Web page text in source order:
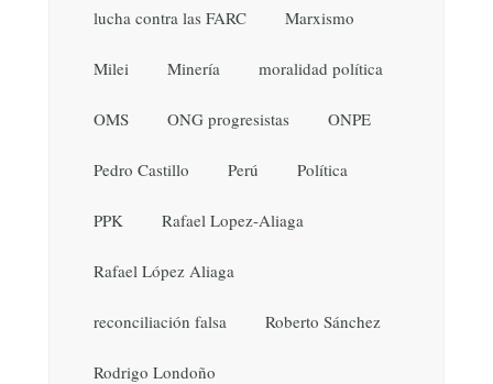
lucha contra las FARC Marxismo
Milei Minería moralidad política
OMS ONG progresistas ONPE
Pedro Castillo Perú Política
PPK Rafael Lopez-Aliaga
Rafael López Aliaga
reconciliación falsa Roberto Sánchez
Rodrigo Londoño